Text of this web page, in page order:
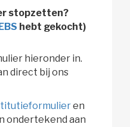
stopzetten?
hebt gekocht)
hieronder in.
direct bij ons
en
ondertekend aan